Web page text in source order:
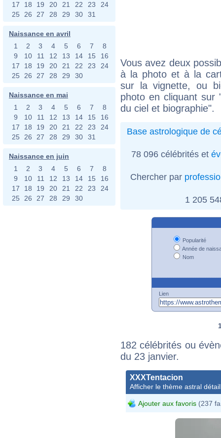
17
18 19 20 21 22 23
24
25
26 27 28 29 30 31
Naissance en avril
1
2 3 4 5 6 7
8
9
10 11 12 13 14 15
16
17
18 19 20 21 22 23
24
25
26 27 28 29 30
Naissance en mai
1
2 3 4 5 6 7
8
9
10 11 12 13 14 15
16
17
18 19 20 21 22 23
24
25
26 27 28 29 30 31
Naissance en juin
1
2 3 4 5 6 7
8
9
10 11 12 13 14 15
16
17
18 19 20 21 22 23
24
25
26 27 28 29 30
Vous avez deux
à la photo et à la
sur la vignette, ou
photo en cliquant sur
du ciel et biographie".
Base astrologique de
78 096 célébrités et
Chercher par
1 205
Popularité
Année de
Nom
Lien
182 célébrités ou
du 23 janvier.
XXXTentacion
Afficher le thème astral
Ajouter aux favoris (237